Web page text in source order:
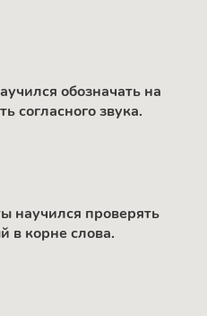
обозначать на
согласного звука.
научился проверять
в корне слова.